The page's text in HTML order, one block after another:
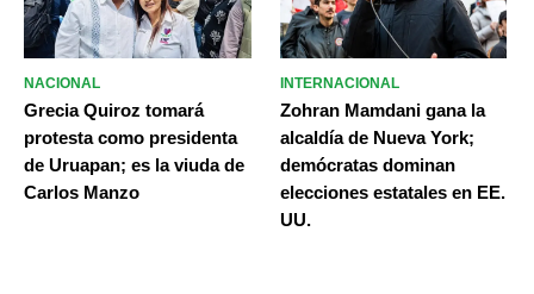
NACIONAL
Grecia Quiroz tomará
protesta como presidenta
de Uruapan; es la viuda de
Carlos Manzo
INTERNACIONAL
Zohran Mamdani gana la
alcaldía de Nueva York;
demócratas dominan
elecciones estatales en EE.
UU.